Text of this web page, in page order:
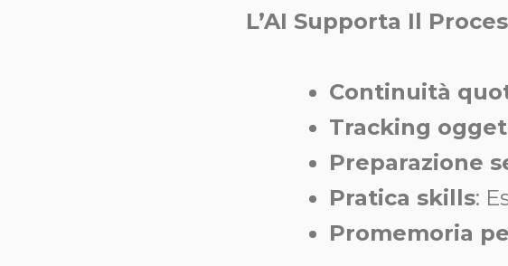
L’AI Supporta Il
Continuità
Tracking
Preparazione
Pratica skills:
Promemoria